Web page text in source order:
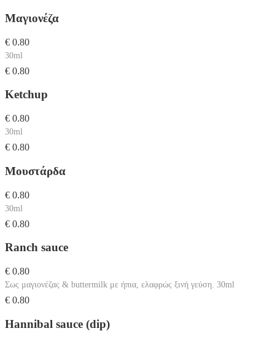
Μαγιονέζα
€ 0.80
30ml
€ 0.80
Ketchup
€ 0.80
30ml
€ 0.80
Μουστάρδα
€ 0.80
30ml
€ 0.80
Ranch sauce
€ 0.80
Σως μαγιονέζας & buttermilk με ήπια, ελαφρώς ξινή γεύση. 30ml
€ 0.80
Hannibal sauce (dip)